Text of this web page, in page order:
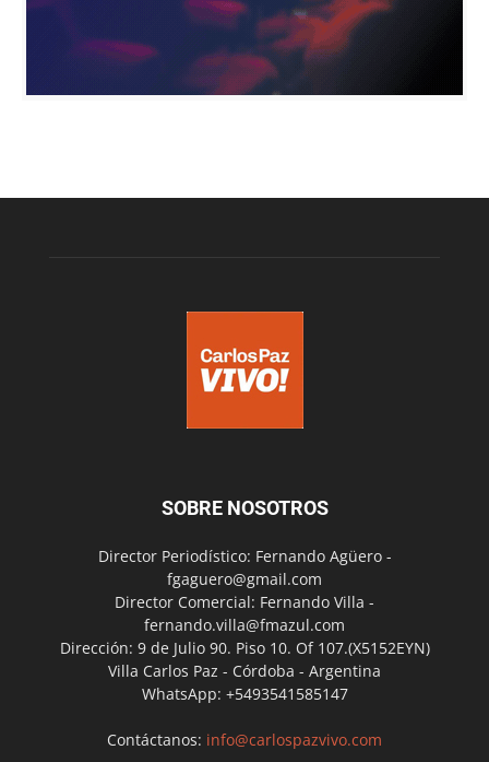
SOBRE NOSOTROS
Director Periodístico: Fernando Agüero -
fgaguero@gmail.com
Director Comercial: Fernando Villa -
fernando.villa@fmazul.com
Dirección: 9 de Julio 90. Piso 10. Of 107.(X5152EYN)
Villa Carlos Paz - Córdoba - Argentina
WhatsApp: +5493541585147
Contáctanos: info@carlospazvivo.com